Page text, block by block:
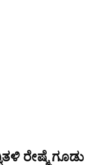
ರೇಷ್ಮೆ ಗೂಡು